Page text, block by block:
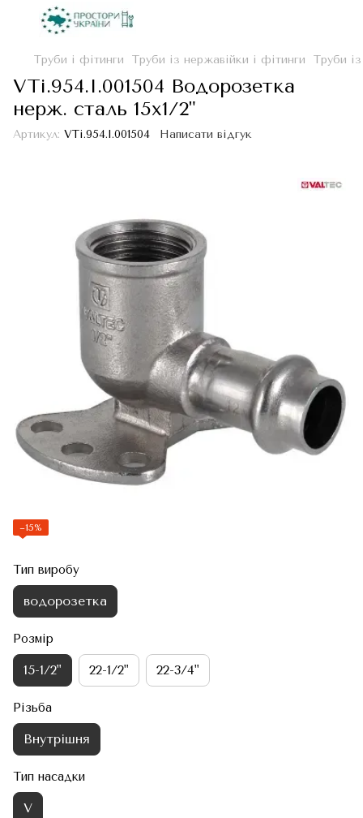
Труби і фітинги Труби із нержавійки і фітинги Труби
VTi.954.I.001504 Водорозетка
нерж. сталь 15х1/2"
Артикул: VTi.954.I.001504 Написати відгук
−15%
Тип виробу
водорозетка
Розмір
15-1/2" 22-1/2" 22-3/4"
Різьба
Внутрішня
Тип насадки
V